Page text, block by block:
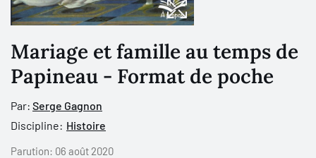
Mariage et famille au temps de
Papineau - Format de poche
Par: Serge Gagnon
Discipline: Histoire
Parution: 06 août 2020